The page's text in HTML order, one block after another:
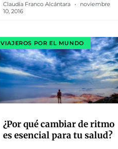
Claudia Franco Alcántara
noviembre
10, 2016
VIAJEROS POR EL MUNDO
¿Por qué cambiar de ritmo
es esencial para tu salud?